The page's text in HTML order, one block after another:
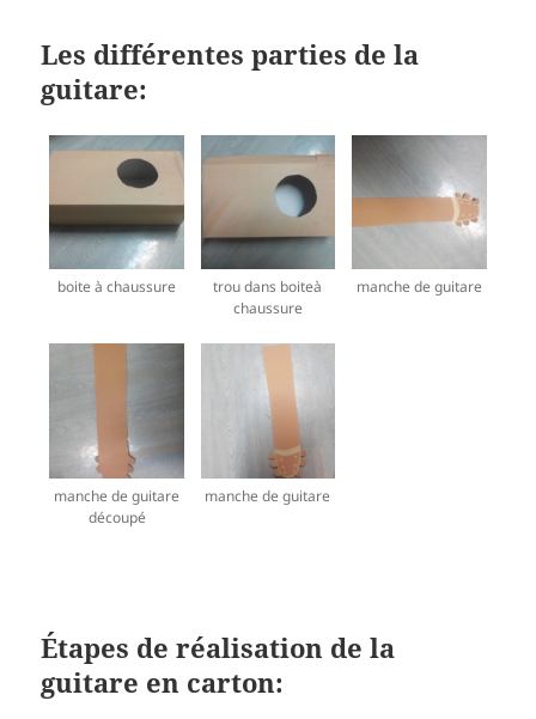
Les différentes parties de la
guitare:
boite à chaussure
trou dans boiteà
chaussure
manche de guitare
manche de guitare
découpé
manche de guitare
Étapes de réalisation de la
guitare en carton: